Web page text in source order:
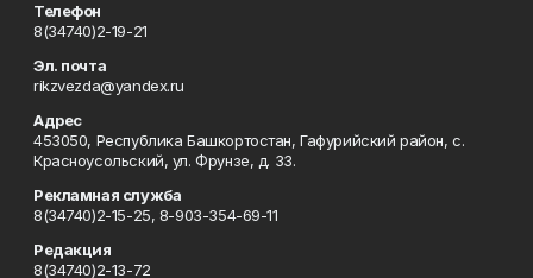
Телефон
8(34740)2-19-21
Эл. почта
rikzvezda@yandex.ru
Адрес
453050, Республика Башкортостан, Гафурийский район, с.
Красноусольский, ул. Фрунзе, д. 33.
Рекламная служба
8(34740)2-15-25, 8-903-354-69-11
Редакция
8(34740)2-13-72